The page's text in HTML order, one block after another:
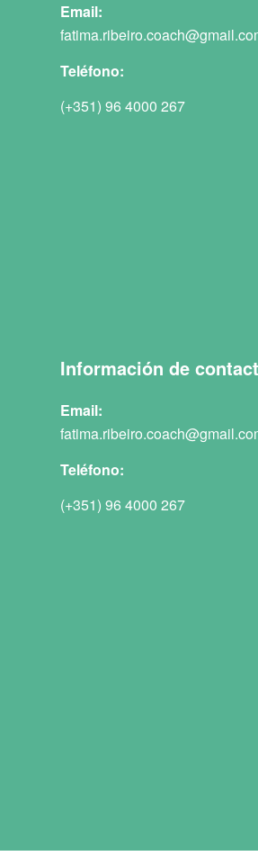
Email:
Teléfono:
(+351) 96 4000 267
Información de
Email:
Teléfono:
(+351) 96 4000 267